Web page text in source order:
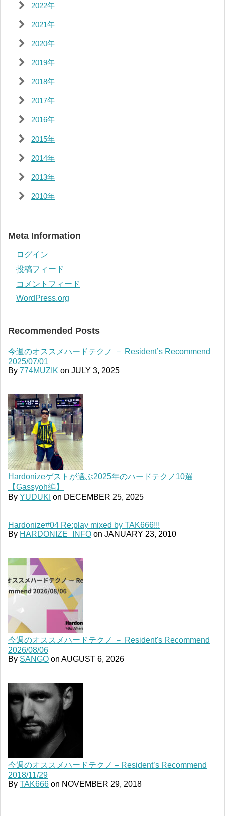
2022年
2021年
2020年
2019年
2018年
2017年
2016年
2015年
2014年
2013年
2010年
Meta Information
ログイン
投稿フィード
コメントフィード
WordPress.org
Recommended Posts
今週のオススメハードテクノ － Resident’s Recommend
2025/07/01
By 774MUZIK on JULY 3, 2025
Hardonizeゲストが選ぶ2025年のハードテクノ10選
【Gassyoh編】
By YUDUKI on DECEMBER 25, 2025
Hardonize#04 Re:play mixed by TAK666!!!
By HARDONIZE_INFO on JANUARY 23, 2010
今週のオススメハードテクノ － Resident's Recommend
2026/08/06
By SANGO on AUGUST 6, 2026
今週のオススメハードテクノ – Resident’s Recommend
2018/11/29
By TAK666 on NOVEMBER 29, 2018